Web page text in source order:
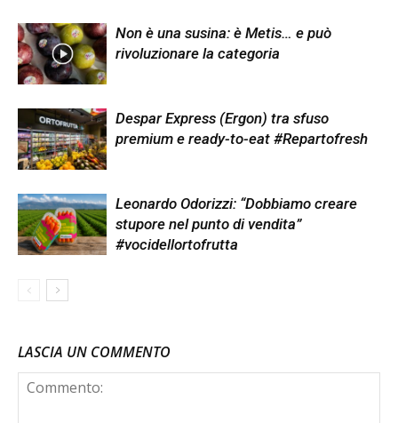
Non è una susina: è Metis… e può
rivoluzionare la categoria
Despar Express (Ergon) tra sfuso
premium e ready-to-eat #Repartofresh
Leonardo Odorizzi: “Dobbiamo creare
stupore nel punto di vendita”
#vocidellortofrutta
LASCIA UN COMMENTO